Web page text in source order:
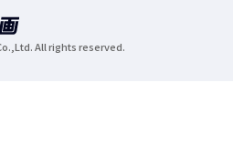
All rights reserved.